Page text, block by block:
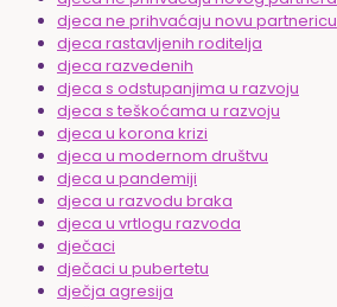
djeca ne prihvaćaju novu partnericu
djeca rastavljenih roditelja
djeca razvedenih
djeca s odstupanjima u razvoju
djeca s teškoćama u razvoju
djeca u korona krizi
djeca u modernom društvu
djeca u pandemiji
djeca u razvodu braka
djeca u vrtlogu razvoda
dječaci
dječaci u pubertetu
dječja agresija